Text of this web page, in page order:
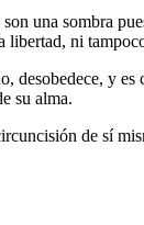
una sombra
ni
y
su alma.
de sí